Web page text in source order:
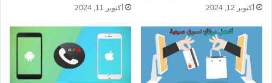
أكتوبر 12, 2024 أكتوبر 11, 2024